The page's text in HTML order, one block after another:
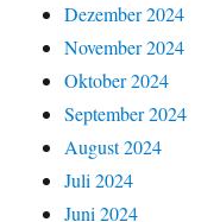
Dezember 2024
November 2024
Oktober 2024
September 2024
August 2024
Juli 2024
Juni 2024